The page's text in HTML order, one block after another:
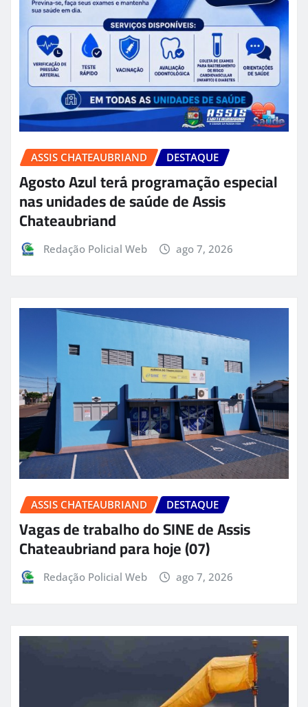
ASSIS CHATEAUBRIAND DESTAQUE
Agosto Azul terá programação especial
nas unidades de saúde de Assis
Chateaubriand
Redação Policial Web ago 7, 2026
ASSIS CHATEAUBRIAND DESTAQUE
Vagas de trabalho do SINE de Assis
Chateaubriand para hoje (07)
Redação Policial Web ago 7, 2026